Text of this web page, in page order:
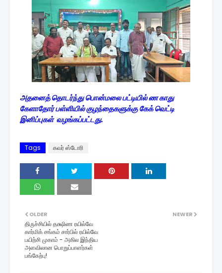
அதனைத் தொடர்ந்து பொன்மலை பட்டியில் ண காது
கேளாதோர் பள்ளியில் குழந்தைகளுக்கு கேக் வெட்டி
இனிப்புகள் வழங்கப்பட்டது.
Tags கவர் ஸ்டோரி
NEWER
OLDER
திருச்சியில் தக்ஷிண ரயில்வே
கார்மிக் சங்கம் சார்பில் ரயில்வே
பயிற்சி முகாம் - அகில இந்திய
அளவிலான பொறுப்பாளர்கள்
பங்கேற்பு!